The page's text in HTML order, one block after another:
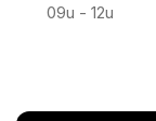
09u - 12u